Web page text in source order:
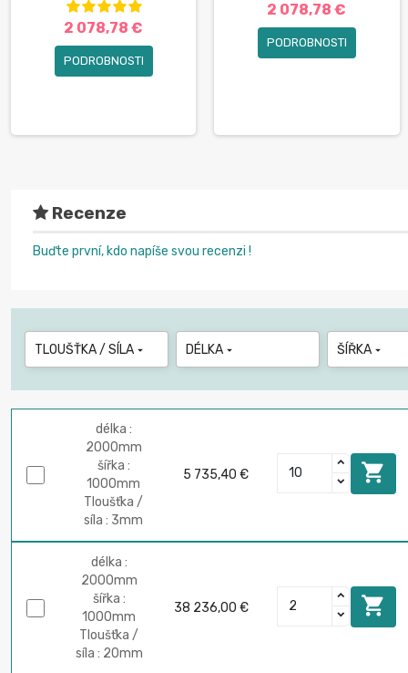
2 078,78 €
PODROBNOSTI
2 078,78 €
PODROBNOSTI
Recenze
Buďte první, kdo napíše svou recenzi !
TLOUŠŤKA / SÍLA  DÉLKA  ŠÍŘKA 
délka :
2000mm
šířka :
1000mm
Tloušťka /
síla : 3mm
5 735,40 € 
délka :
2000mm
šířka :
1000mm
Tloušťka /
síla : 20mm
38 236,00 € 